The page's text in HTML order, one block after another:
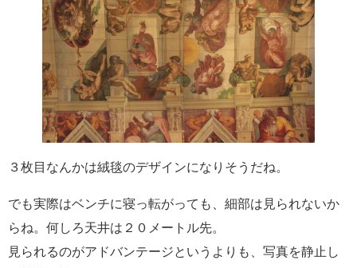
３枚目なんかは絨毯のデザインになりそうだね。
でも実際はベンチに寝っ転がっても、細部は見られないか
らね。何しろ天井は２０メートル先。
見られるのがアドバンテージというよりも、写真を静止し